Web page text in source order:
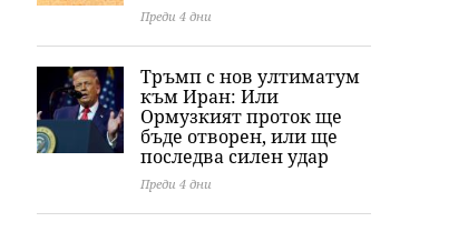
Преди 4 дни
Тръмп с нов ултиматум
към Иран: Или
Ормузкият проток ще
бъде отворен, или ще
последва силен удар
Преди 4 дни